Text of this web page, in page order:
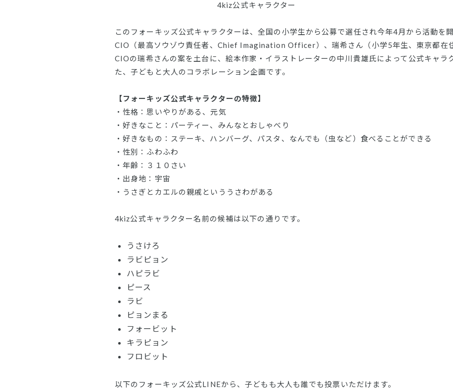
4kiz公式キャラクター
このフォーキッズ公式キャラクターは、全国の小学生から公募で選任され今年4月から活動を
CIO（最高ソウゾウ責任者、Chief Imagination Officer）、瑞希さん（小学5年生、東京都在
CIOの瑞希さんの案を土台に、絵本作家・イラストレーターの中川貴雄氏によって公式キャラ
た、子どもと大人のコラボレーション企画です。
【フォーキッズ公式キャラクターの特徴】
・性格：思いやりがある、元気
・好きなこと：パーティー、みんなとおしゃべり
・好きなもの：ステーキ、ハンバーグ、パスタ、なんでも（虫など）食べることができる
・性別：ふわふわ
・年齢：３１０さい
・出身地：宇宙
・うさぎとカエルの親戚といううさわがある
4kiz公式キャラクター名前の候補は以下の通りです。
うさけろ
ラビピョン
ハピラビ
ピース
ラビ
ピョンまる
フォービット
キラピョン
フロビット
以下のフォーキッズ公式LINEから、子どもも大人も誰でも投票いただけます。